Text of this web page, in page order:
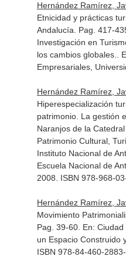
Hernández Ramírez,
Etnicidad y prácticas
Andalucía. Pag. 417-
Investigación en
los cambios globales.
.
Empresariales,
Hernández Ramírez,
Hiperespecialización
patrimonio. La gestión
Naranjos de la
Patrimonio Cultural,
Instituto Nacional de
Escuela Nacional de
2008. ISBN 978-968-
Hernández Ramírez,
Movimiento
Pag. 39-60. En:
un Espacio Construido
ISBN 978-84-460-